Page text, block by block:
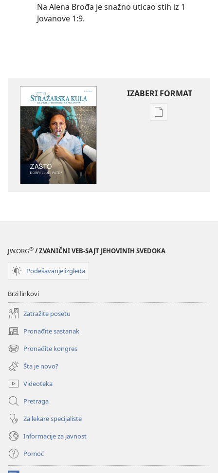
Na Alena Brođa je snažno uticao stih iz 1
Jovanove 1:9.
IZABERI FORMAT
Formati
JW.ORG® / ZVANIČNI VEB-SAJT JEHOVINIH SVEDOKA
Podešavanje izgleda
Brzi linkovi
Zatražite posetu
Pronađite sastanak
(otvara
novi
prozor)
Pronađite kongres
(otvara
novi
prozor)
Šta je novo?
Videoteka
Pretraga
Za lekare specijaliste
Informacije za javnost
Pomoć